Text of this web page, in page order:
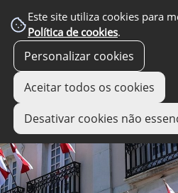
Este site utiliza cookies para
Política de cookies.
Personalizar cookies
Aceitar todos os cookies
Desativar cookies não